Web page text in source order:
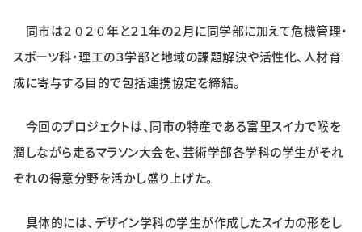
イベント
購読 日大文芸賞
学生記者募集 お問い合わせ
同市は２０２０年と２１年の２月に同学部に加えて危機管理・
スポーツ科・理工の３学部と地域の課題解決や活性化、人材育
成に寄与する目的で包括連携協定を締結。
今回のプロジェクトは、同市の特産である富里スイカで喉を
潤しながら走るマラソン大会を、芸術学部各学科の学生がそれ
ぞれの得意分野を活かし盛り上げた。
具体的には、デザイン学科の学生が作成したスイカの形をし